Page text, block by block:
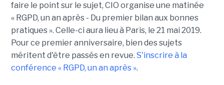
faire le point sur le sujet, CIO organise une matinée
« RGPD, un an après - Du premier bilan aux bonnes
pratiques ». Celle-ci aura lieu à Paris, le 21 mai 2019.
Pour ce premier anniversaire, bien des sujets
méritent d'être passés en revue. S'inscrire à la
conférence « RGPD, un an après ».